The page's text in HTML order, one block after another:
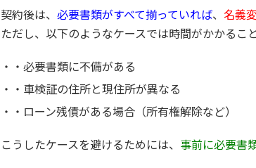
契約後は、 必要書類がすべて揃っていれば、 名義
ただし、以下のようなケースでは時間がかかるこ
・必要書類に不備がある
・車検証の住所と現住所が異なる
・ローン残債がある場合（所有権解除など）
こうしたケースを避けるためには、 事前に必要書